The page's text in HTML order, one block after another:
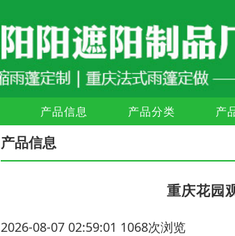
产品信息 产品分类 产
产品信息
重庆花园
2026-08-07 02:59:01 1068次浏览